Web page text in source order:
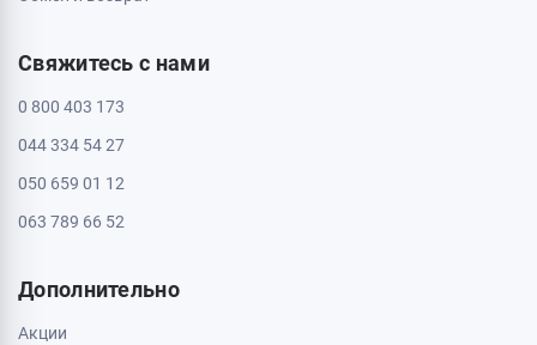
Свяжитесь с нами
0 800 403 173
044 334 54 27
050 659 01 12
063 789 66 52
Дополнительно
Акции